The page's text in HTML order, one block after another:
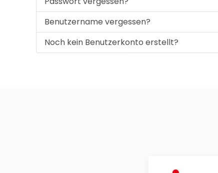
Benutzername vergessen?
Noch kein Benutzerkonto erstellt?